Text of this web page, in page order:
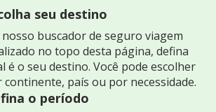
seu destino
buscador de seguro viagem
no topo desta página, defina
é o seu destino. Você pode escolher
continente, país ou por necessidade.
o período